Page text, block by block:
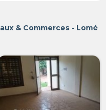
& Commerces - Lomé